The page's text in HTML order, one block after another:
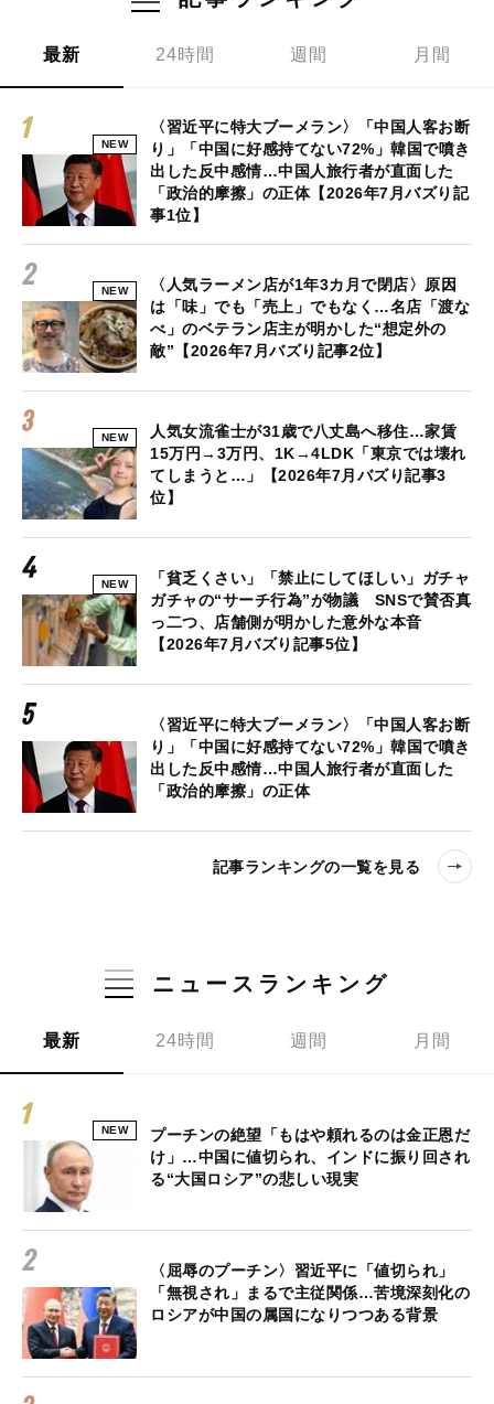
最新 24時間 週間 月間
NEW
〈習近平に特大ブーメラン〉「中国人客お断
り」「中国に好感持てない72%」韓国で噴き
出した反中感情…中国人旅行者が直面した
「政治的摩擦」の正体【2026年7月バズり記
事1位】
NEW
〈人気ラーメン店が1年3カ月で閉店〉原因
は「味」でも「売上」でもなく…名店「渡な
べ」のベテラン店主が明かした“想定外の
敵”【2026年7月バズり記事2位】
NEW
人気女流雀士が31歳で八丈島へ移住…家賃
15万円→3万円、1K→4LDK「東京では壊れ
てしまうと…」【2026年7月バズり記事3
位】
NEW
「貧乏くさい」「禁止にしてほしい」ガチャ
ガチャの“サーチ行為”が物議 SNSで賛否真
っ二つ、店舗側が明かした意外な本音
【2026年7月バズり記事5位】
〈習近平に特大ブーメラン〉「中国人客お断
り」「中国に好感持てない72%」韓国で噴き
出した反中感情…中国人旅行者が直面した
「政治的摩擦」の正体
記事ランキングの一覧を見る
ニュースランキング
最新 24時間 週間 月間
NEW
プーチンの絶望「もはや頼れるのは金正恩だ
け」…中国に値切られ、インドに振り回され
る“大国ロシア”の悲しい現実
〈屈辱のプーチン〉習近平に「値切られ」
「無視され」まるで主従関係…苦境深刻化の
ロシアが中国の属国になりつつある背景